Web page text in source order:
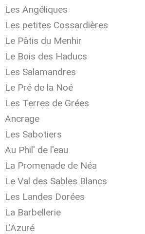
Les Angéliques
Les petites Cossardières
Le Pâtis du Menhir
Le Bois des Haducs
Les Salamandres
Le Pré de la Noé
Les Terres de Grées
Ancrage
Les Sabotiers
Au Phil' de l'eau
La Promenade de Néa
Le Val des Sables Blancs
Les Landes Dorées
La Barbellerie
L'Azuré